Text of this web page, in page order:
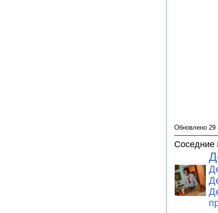
Обновлено 29
Соседние